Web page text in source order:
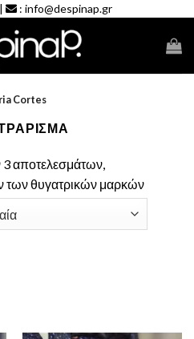
| : info@despinap.gr
Cortes
αποτελεσμάτων,
των θυγατρικών μαρκών